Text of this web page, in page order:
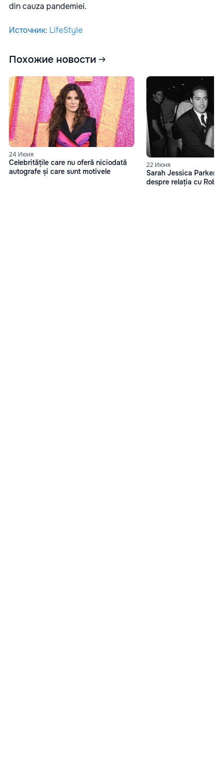
din cauza pandemiei.
Источник: LifeStyle
Похожие новости
24 Июня
Celebritățile care nu oferă niciodată
autografe și care sunt motivele
22 Июня
Sarah Jessica Parker,
despre relația cu